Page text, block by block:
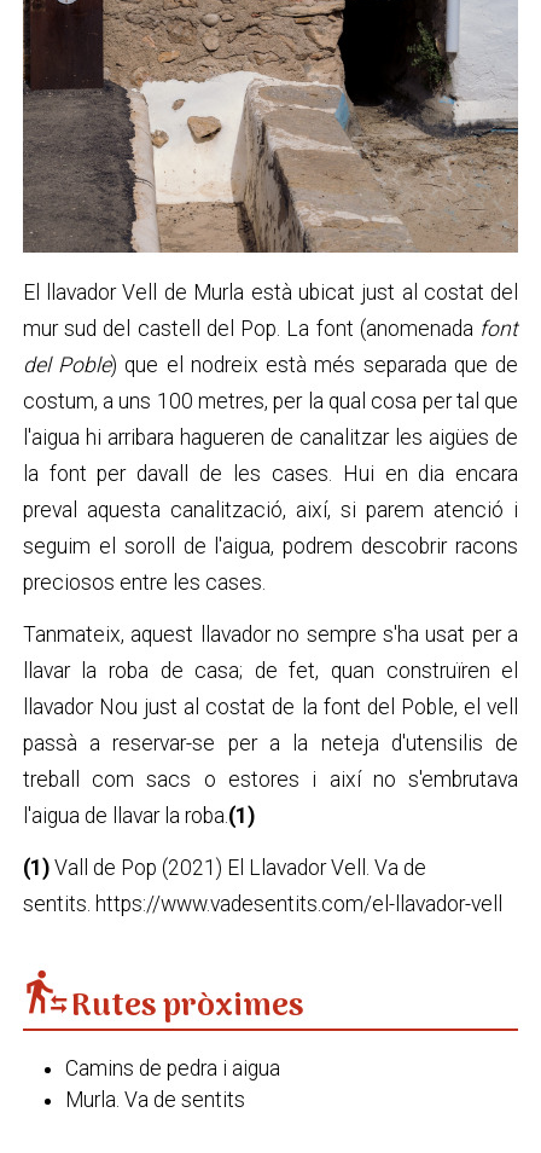
El llavador Vell de Murla està ubicat just al costat del
mur sud del castell del Pop. La font (anomenada font
del Poble) que el nodreix està més separada que de
costum, a uns 100 metres, per la qual cosa per tal que
l'aigua hi arribara hagueren de canalitzar les aigües de
la font per davall de les cases. Hui en dia encara
preval aquesta canalització, així, si parem atenció i
seguim el soroll de l'aigua, podrem descobrir racons
preciosos entre les cases.
Tanmateix, aquest llavador no sempre s'ha usat per a
llavar la roba de casa; de fet, quan construïren el
llavador Nou just al costat de la font del Poble, el vell
passà a reservar-se per a la neteja d'utensilis de
treball com sacs o estores i així no s'embrutava
l'aigua de llavar la roba. (1)
(1) Vall de Pop (2021) El Llavador Vell. Va de
sentits. https://www.vadesentits.com/el-llavador-vell
transfer_within_a_stationRutes pròximes
Camins de pedra i aigua
Murla. Va de sentits